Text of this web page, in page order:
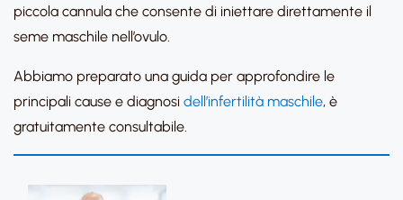
piccola cannula che consente di iniettare direttamente il
seme maschile nell’ovulo.
Abbiamo preparato una guida per approfondire le
principali cause e diagnosi dell’infertilità maschile, è
gratuitamente consultabile.